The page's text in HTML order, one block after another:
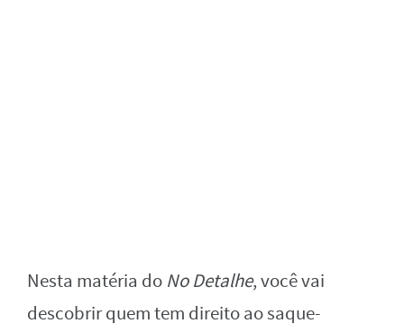
Nesta matéria do No Detalhe, você vai
descobrir quem tem direito ao saque-